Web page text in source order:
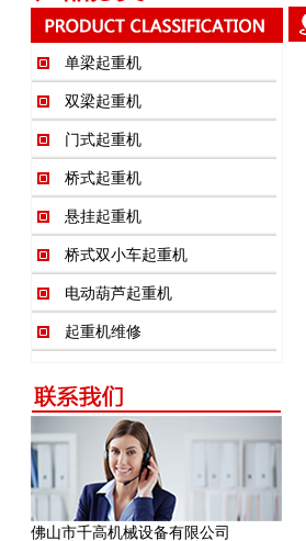
单梁起重机
双梁起重机
门式起重机
桥式起重机
悬挂起重机
桥式双小车起重机
电动葫芦起重机
起重机维修
佛山市千高机械设备有限公司